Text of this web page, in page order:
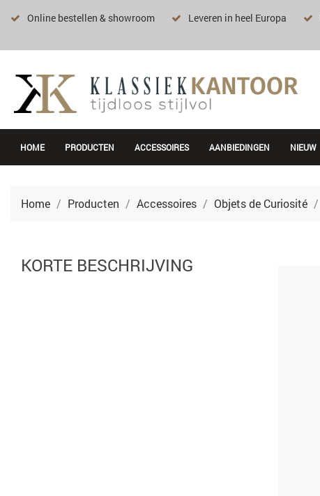
Online bestellen & showroom Leveren in heel Europa
HOME PRODUCTEN ACCESSOIRES AANBIEDINGEN NIEUW
Home Producten Accessoires Objets de Curiosité
KORTE BESCHRIJVING